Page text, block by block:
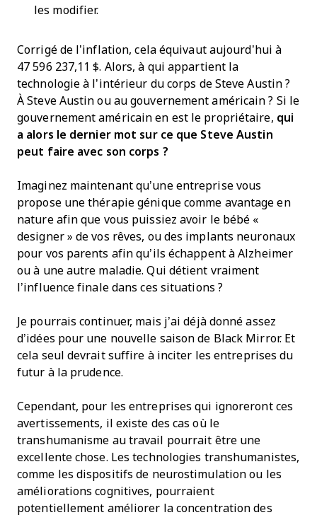
les modifier.
Corrigé de l’inflation, cela équivaut aujourd’hui à
47 596 237,11 $. Alors, à qui appartient la
technologie à l’intérieur du corps de Steve Austin ?
À Steve Austin ou au gouvernement américain ? Si le
gouvernement américain en est le propriétaire, qui
a alors le dernier mot sur ce que Steve Austin
peut faire avec son corps ?
Imaginez maintenant qu’une entreprise vous
propose une thérapie génique comme avantage en
nature afin que vous puissiez avoir le bébé «
designer » de vos rêves, ou des implants neuronaux
pour vos parents afin qu’ils échappent à Alzheimer
ou à une autre maladie. Qui détient vraiment
l’influence finale dans ces situations ?
Je pourrais continuer, mais j’ai déjà donné assez
d’idées pour une nouvelle saison de Black Mirror. Et
cela seul devrait suffire à inciter les entreprises du
futur à la prudence.
Cependant, pour les entreprises qui ignoreront ces
avertissements, il existe des cas où le
transhumanisme au travail pourrait être une
excellente chose. Les technologies transhumanistes,
comme les dispositifs de neurostimulation ou les
améliorations cognitives, pourraient
potentiellement améliorer la concentration des